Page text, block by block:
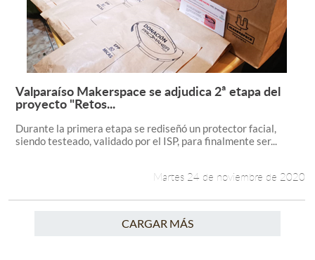
Leer más +
Valparaíso Makerspace se adjudica 2ª etapa del
proyecto "Retos...
Durante la primera etapa se rediseñó un protector facial,
siendo testeado, validado por el ISP, para finalmente ser...
Martes 24 de noviembre de 2020
CARGAR MÁS